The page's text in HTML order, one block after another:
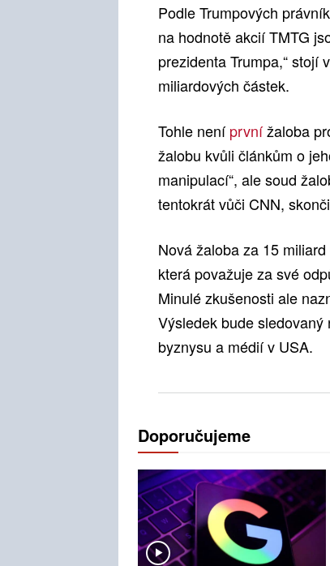
Podle Trumpových
na hodnotě akcií TMTG
prezidenta Trumpa,“
miliardových částek.
Tohle neníprvnížaloba
žalobu kvůli článkům o
manipulací“, ale soud
tentokrát vůči CNN,
Nová žaloba za 15
která považuje za své
Minulé zkušenosti ale
Výsledek bude
byznysu a médií v USA.
Doporučujeme